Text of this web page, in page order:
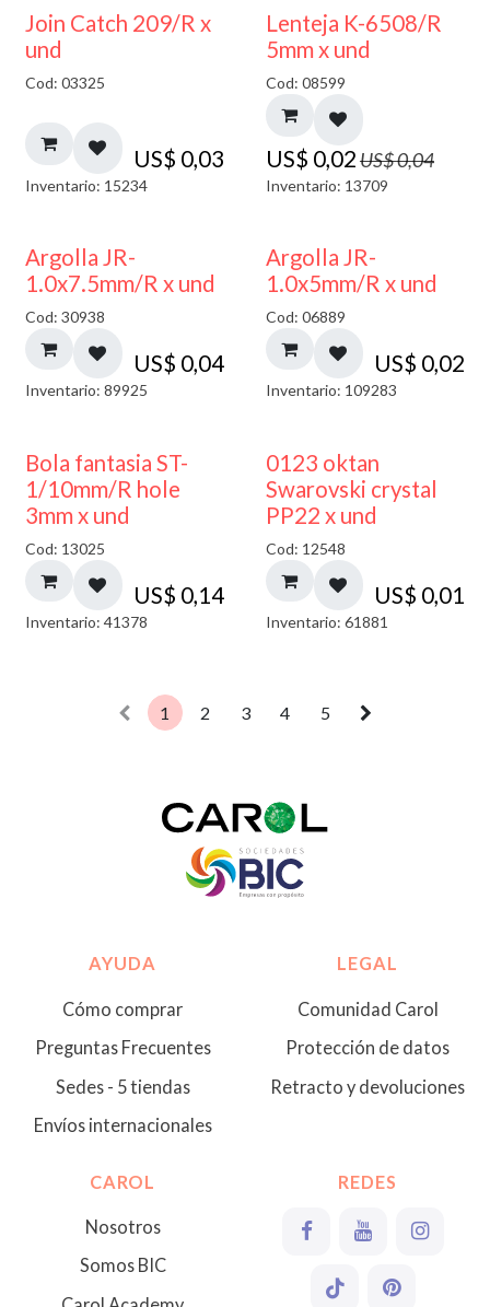
Join Catch 209/R x
und
Cod: 03325
US$ 0,03
Inventario: 15234
50% DESCUENTO
Lenteja K-6508/R
5mm x und
Cod: 08599
US$ 0,02US$0,04
Inventario: 13709
Argolla JR-
1.0x7.5mm/R x und
Cod: 30938
US$ 0,04
Inventario: 89925
Argolla JR-
1.0x5mm/R x und
Cod: 06889
US$ 0,02
Inventario: 109283
Bola fantasia ST-
1/10mm/R hole
3mm x und
Cod: 13025
US$ 0,14
Inventario: 41378
0123 oktan
Swarovski crystal
PP22 x und
Cod: 12548
US$ 0,01
Inventario: 61881
1 2 3 4 5
AYUDA
Cómo comprar
Preguntas Frecuentes
Sedes - 5 tiendas
Envíos internacionales
LEGAL
Comunidad Carol
Protección de datos
Retracto y devoluciones
CAROL
Nosotros
Somos BIC
REDES